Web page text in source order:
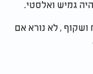
גמיש ואלסטי.
, לא נורא אם